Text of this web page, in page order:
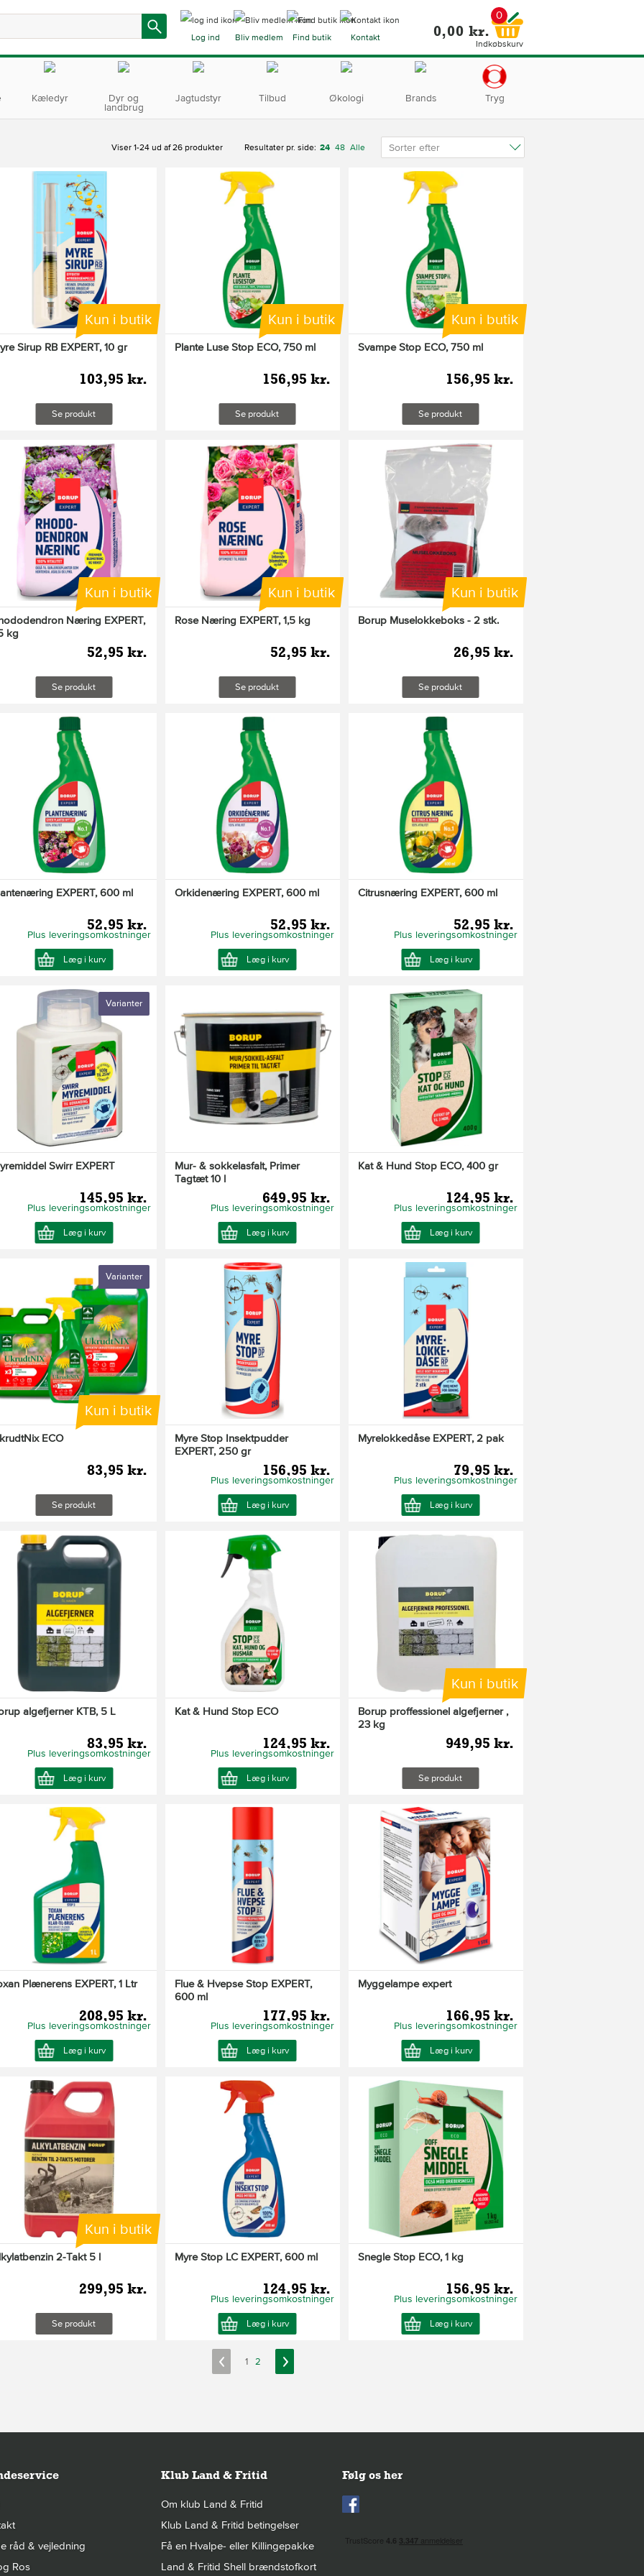
Log ind Bliv medlem Find butik Kontakt
0
0,00 kr.
Indkøbskurv
Kæledyr Dyr og
landbrug
Jagtudstyr Tilbud Økologi Brands Tryg
Viser 1-24 ud af 26 produkter Resultater pr. side: 24 48 Alle Sorter efter
Kun i butik
Sirup RB EXPERT, 10 gr
103,95 kr.
Se produkt
Kun i butik
Plante Luse Stop ECO, 750 ml
156,95 kr.
Se produkt
Kun i butik
Svampe Stop ECO, 750 ml
156,95 kr.
Se produkt
Kun i butik
Næring EXPERT,
kg
52,95 kr.
Se produkt
Kun i butik
Rose Næring EXPERT, 1,5 kg
52,95 kr.
Se produkt
Kun i butik
Borup Muselokkeboks - 2 stk.
26,95 kr.
Se produkt
EXPERT, 600 ml
52,95 kr.
Læg i kurv
Plus leveringsomkostninger
Orkidenæring EXPERT, 600 ml
52,95 kr.
Læg i kurv
Plus leveringsomkostninger
Citrusnæring EXPERT, 600 ml
52,95 kr.
Læg i kurv
Plus leveringsomkostninger
Varianter
Swirr EXPERT
145,95 kr.
Læg i kurv
Plus leveringsomkostninger
Mur- & sokkelasfalt, Primer
Tagtæt 10 l
649,95 kr.
Læg i kurv
Plus leveringsomkostninger
Kat & Hund Stop ECO, 400 gr
124,95 kr.
Læg i kurv
Plus leveringsomkostninger
Varianter
Kun i butik
ECO
83,95 kr.
Se produkt
Myre Stop Insektpudder
EXPERT, 250 gr
156,95 kr.
Læg i kurv
Plus leveringsomkostninger
Myrelokkedåse EXPERT, 2 pak
79,95 kr.
Læg i kurv
Plus leveringsomkostninger
algefjerner KTB, 5 L
83,95 kr.
Læg i kurv
Plus leveringsomkostninger
Kat & Hund Stop ECO
124,95 kr.
Læg i kurv
Plus leveringsomkostninger
Kun i butik
Borup proffessionel algefjerner ,
23 kg
949,95 kr.
Se produkt
Plænerens EXPERT, 1 Ltr
208,95 kr.
Læg i kurv
Plus leveringsomkostninger
Flue & Hvepse Stop EXPERT,
600 ml
177,95 kr.
Læg i kurv
Plus leveringsomkostninger
Myggelampe expert
166,95 kr.
Læg i kurv
Plus leveringsomkostninger
Kun i butik
2-Takt 5 l
299,95 kr.
Se produkt
Myre Stop LC EXPERT, 600 ml
124,95 kr.
Læg i kurv
Plus leveringsomkostninger
Snegle Stop ECO, 1 kg
156,95 kr.
Læg i kurv
Plus leveringsomkostninger
1 2
råd & vejledning
Ros
Klub Land & Fritid
Om klub Land & Fritid
Klub Land & Fritid betingelser
Få en Hvalpe- eller Killingepakke
Land & Fritid Shell brændstofkort
Følg os her